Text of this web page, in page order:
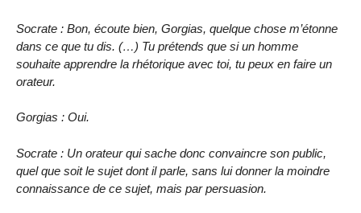
Socrate : Bon, écoute bien, Gorgias, quelque chose m’étonne
dans ce que tu dis. (…) Tu prétends que si un homme
souhaite apprendre la rhétorique avec toi, tu peux en faire un
orateur.
Gorgias : Oui.
Socrate : Un orateur qui sache donc convaincre son public,
quel que soit le sujet dont il parle, sans lui donner la moindre
connaissance de ce sujet, mais par persuasion.